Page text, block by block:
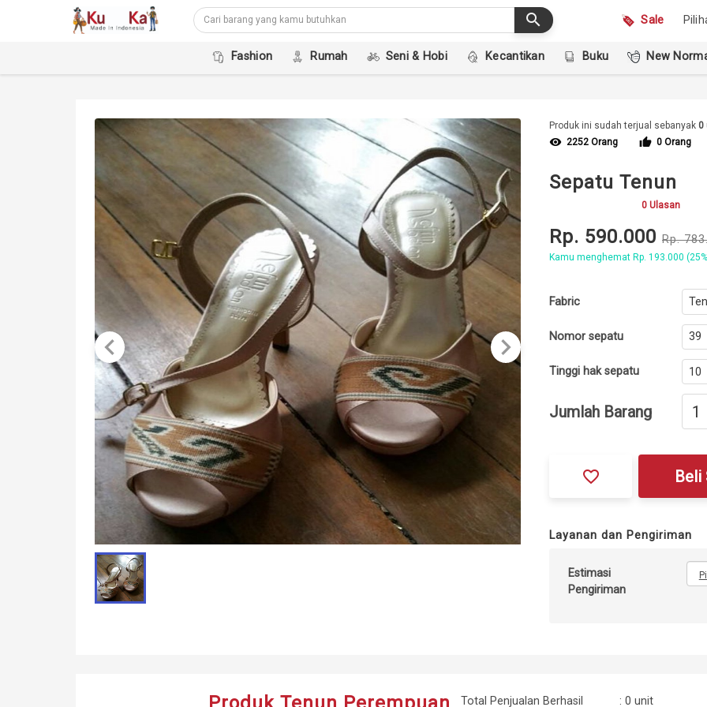
search Sale
Fashion Rumah Seni & Hobi Kecantikan Buku New
keyboard_arrow_left keyboard_arrow_right
Produk ini sudah terjual sebanyak 0
visibility 2252 Orang thumb_up 0 Orang
Sepatu Tenun
0 Ulasan
Rp. 590.000 Rp.
Kamu menghemat Rp. 193.000
Fabric
Nomor sepatu
Tinggi hak sepatu
Jumlah Barang
favorite_border Beli
Layanan dan Pengiriman
Estimasi
Pengiriman
Total Penjualan Berhasil
: 0 unit